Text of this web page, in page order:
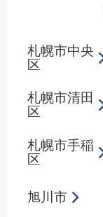
札幌市中央
区
札幌市清田
区
札幌市手稲
区
旭川市